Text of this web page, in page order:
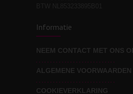
Wat voor
zijn?
Informatie
NEEM CONTACT MET ONS
ALGEMENE VOORWAARDEN
COOKIEVERKLARING